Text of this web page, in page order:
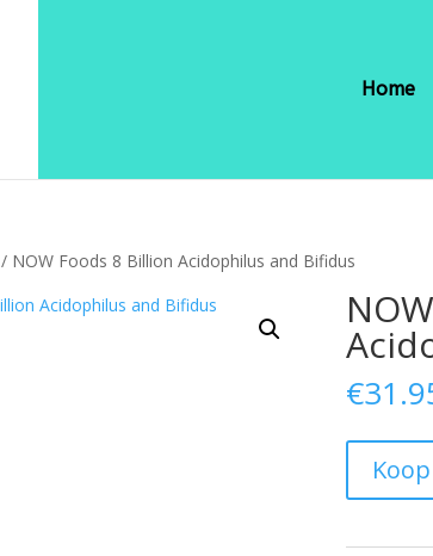
Home
/ NOW Foods 8 Billion Acidophilus and Bifidus
€